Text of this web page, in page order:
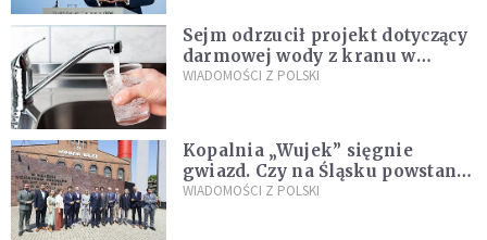
Sejm odrzucił projekt dotyczący
darmowej wody z kranu w
restauracjach
WIADOMOŚCI Z POLSKI
Kopalnia „Wujek” sięgnie
gwiazd. Czy na Śląsku powstanie
„Dolina Krzemowa”?
WIADOMOŚCI Z POLSKI